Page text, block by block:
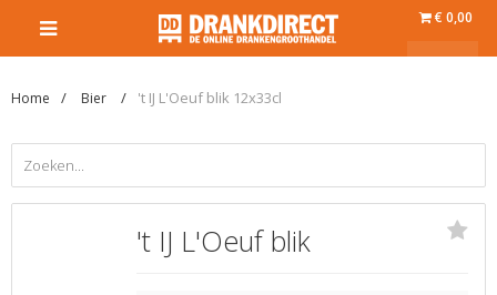
€ 0,00
Home Bier 't IJ L'Oeuf blik 12x33cl
't IJ L'Oeuf blik